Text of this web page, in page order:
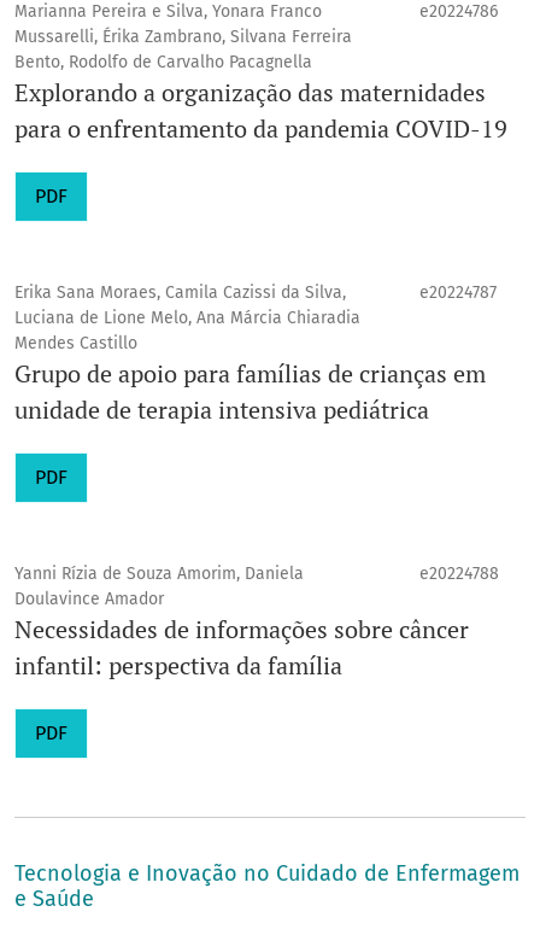
Marianna Pereira e Silva, Yonara Franco
Mussarelli, Érika Zambrano, Silvana Ferreira
Bento, Rodolfo de Carvalho Pacagnella
e20224786
Explorando a organização das maternidades
para o enfrentamento da pandemia COVID-19
PDF
Erika Sana Moraes, Camila Cazissi da Silva,
Luciana de Lione Melo, Ana Márcia Chiaradia
Mendes Castillo
e20224787
Grupo de apoio para famílias de crianças em
unidade de terapia intensiva pediátrica
PDF
Yanni Rízia de Souza Amorim, Daniela
Doulavince Amador
e20224788
Necessidades de informações sobre câncer
infantil: perspectiva da família
PDF
Tecnologia e Inovação no Cuidado de Enfermagem
e Saúde